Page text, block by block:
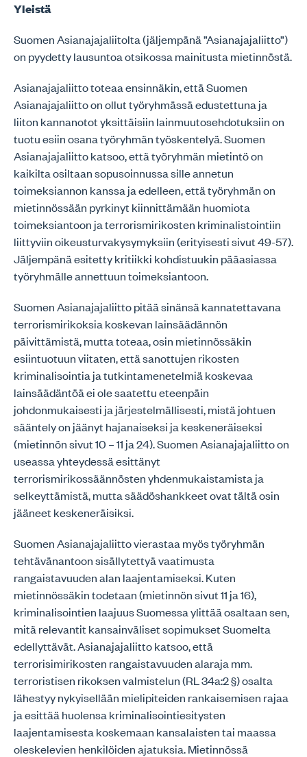
Yleistä
Suomen Asianajajaliitolta (jäljempänä ”Asianajajaliitto”)
on pyydetty lausuntoa otsikossa mainitusta mietinnöstä.
Asianajajaliitto toteaa ensinnäkin, että Suomen
Asianajajaliitto on ollut työryhmässä edustettuna ja
liiton kannanotot yksittäisiin lainmuutosehdotuksiin on
tuotu esiin osana työryhmän työskentelyä. Suomen
Asianajajaliitto katsoo, että työryhmän mietintö on
kaikilta osiltaan sopusoinnussa sille annetun
toimeksiannon kanssa ja edelleen, että työryhmän on
mietinnössään pyrkinyt kiinnittämään huomiota
toimeksiantoon ja terrorismirikosten kriminalistointiin
liittyviin oikeusturvakysymyksiin (erityisesti sivut 49-57).
Jäljempänä esitetty kritiikki kohdistuukin pääasiassa
työryhmälle annettuun toimeksiantoon.
Suomen Asianajajaliitto pitää sinänsä kannatettavana
terrorismirikoksia koskevan lainsäädännön
päivittämistä, mutta toteaa, osin mietinnössäkin
esiintuotuun viitaten, että sanottujen rikosten
kriminalisointia ja tutkintamenetelmiä koskevaa
lainsäädäntöä ei ole saatettu eteenpäin
johdonmukaisesti ja järjestelmällisesti, mistä johtuen
sääntely on jäänyt hajanaiseksi ja keskeneräiseksi
(mietinnön sivut 10 – 11 ja 24). Suomen Asianajajaliitto on
useassa yhteydessä esittänyt
terrorismirikossäännösten yhdenmukaistamista ja
selkeyttämistä, mutta säädöshankkeet ovat tältä osin
jääneet keskeneräisiksi.
Suomen Asianajajaliitto vierastaa myös työryhmän
tehtävänantoon sisällytettyä vaatimusta
rangaistavuuden alan laajentamiseksi. Kuten
mietinnössäkin todetaan (mietinnön sivut 11 ja 16),
kriminalisointien laajuus Suomessa ylittää osaltaan sen,
mitä relevantit kansainväliset sopimukset Suomelta
edellyttävät. Asianajajaliitto katsoo, että
terrorisimirikosten rangaistavuuden alaraja mm.
terroristisen rikoksen valmistelun (RL 34a:2 §) osalta
lähestyy nykyisellään mielipiteiden rankaisemisen rajaa
ja esittää huolensa kriminalisointiesitysten
laajentamisesta koskemaan kansalaisten tai maassa
oleskelevien henkilöiden ajatuksia. Mietinnössä